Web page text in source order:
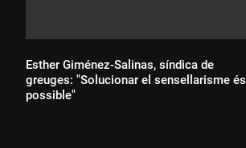
Esther Giménez-Salinas, síndica de
greuges: "Solucionar el sensellarisme és
possible"